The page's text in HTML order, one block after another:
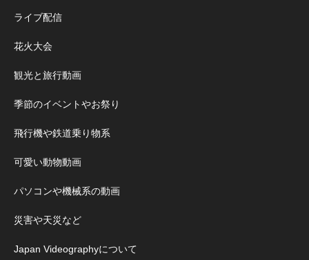
ライブ配信
花火大会
観光と旅行動画
季節のイベントやお祭り
飛行機や鉄道乗り物系
可愛い動物動画
パソコンや機械系の動画
災害や天災など
Japan Videographyについて